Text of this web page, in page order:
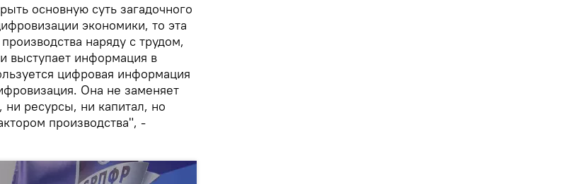
основную суть загадочного
экономики, то эта
наряду с трудом,
выступает информация в
цифровая информация
Она не заменяет
ресурсы, ни капитал, но
производства", -